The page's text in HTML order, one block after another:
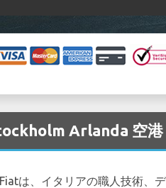
Arlanda 空
Fiatは、イタリアの職人技術、